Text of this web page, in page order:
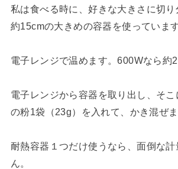
私は食べる時に、好きな大きさに切
約15cmの大きめの容器を使っています
電子レンジで温めます。600Wなら約2
電子レンジから容器を取り出し、そこ
の粉1袋（23g）を入れて、かき混ぜま
耐熱容器１つだけ使うなら、面倒な
ん。